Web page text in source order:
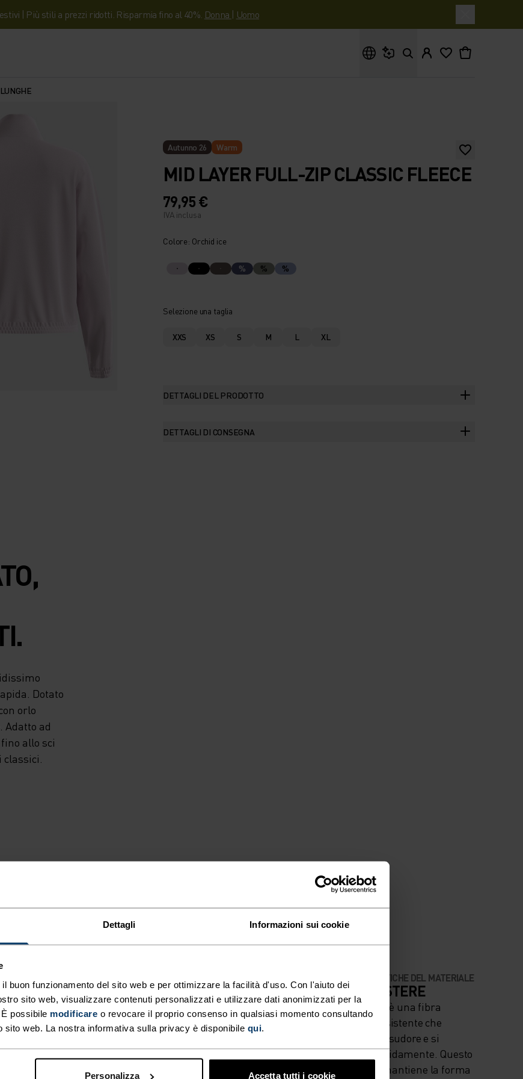
Dettagli Informazioni sui cookie
buon funzionamento del sito web e per ottimizzare la facilità d'uso. Con l'aiuto dei
sito web, visualizzare contenuti personalizzati e utilizzare dati anonimizzati per la
possibile modificare o revocare il proprio consenso in qualsiasi momento consultando
web. La nostra informativa sulla privacy è disponibile qui.
Personalizza Accetta tutti i cookie
| Più stili a prezzi ridotti. Risparmia fino al 40%. Donna | Uomo
Autunno 26 Warm
MID LAYER FULL-ZIP CLASSIC FLEECE
79,95 €
IVA inclusa
Colore: Orchid ice
% % %
Selezione una taglia
XXS XS S M L XL
DETTAGLI DEL PRODOTTO
DETTAGLI DI CONSEGNA
Dotato
orlo
Adatto ad
allo sci
a ogni
ALTO
QUALSIASI COSA
MODERATA INTENSITÀ
Trekking - Sci e snow - Casual
Comfort
CARATTERISTICHE DEL MATERIALE
IL POLIESTERE
Il poliestere è una fibra
sintetica resistente che
allontana il sudore e si
asciuga rapidamente. Questo
materiale mantiene la forma